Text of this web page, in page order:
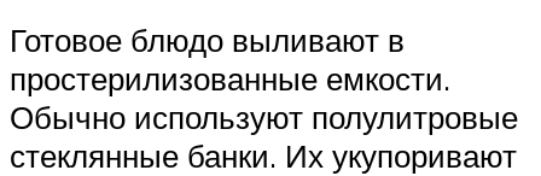
Готовое блюдо выливают в
простерилизованные емкости.
Обычно используют полулитровые
стеклянные банки. Их укупоривают